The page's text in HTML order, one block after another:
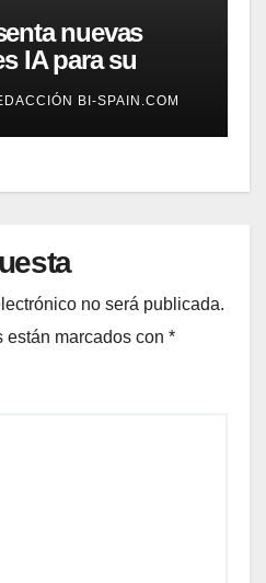
nuevas
IA para su
BI-SPAIN.COM
no será publicada.
están marcados con *